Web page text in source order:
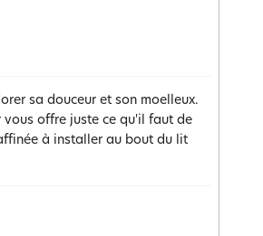
sa douceur et son moelleux.
vous offre juste ce qu'il faut de
à installer au bout du lit